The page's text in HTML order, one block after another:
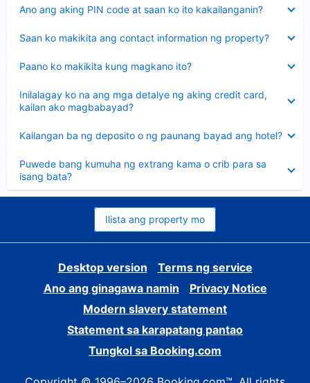
Ano ang aking PIN code at saan ko ito kakailanganin?
ang
Saan ko makikita ang contact information ng property?
ang
Paano ko makikita kung magkano ito?
ang
Inilalagay ko na ang mga detalye ng aking credit card,
kailan ako magbabayad?
ang
sagot
Kailangan ba ng deposito o ng paunang bayad ang hotel?
ang
Puwede bang kumuha ng extrang kama o crib para sa
isang bata?
ang
sagot
Ilista ang property mo
Desktop version
Terms ng service
Ano ang ginagawa namin
Privacy Notice
Modern slavery statement
Statement sa karapatang pantao
Tungkol sa Booking.com